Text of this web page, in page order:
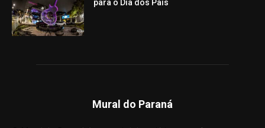
para o Dia dos Pais
Mural do Paraná